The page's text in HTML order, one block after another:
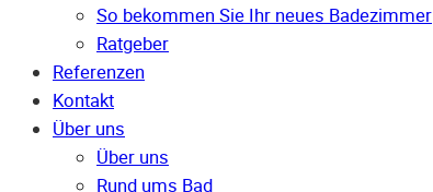
So bekommen Sie Ihr neues Badezimmer
Ratgeber
Referenzen
Kontakt
Über uns
Über uns
Rund ums Bad